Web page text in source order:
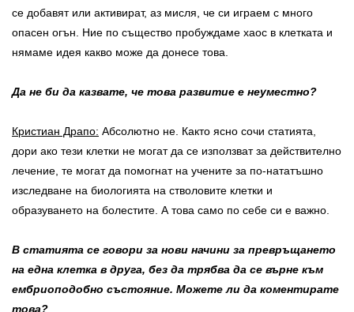
се добавят или активират, аз мисля, че си играем с много
опасен огън. Ние по същество пробуждаме хаос в клетката и
нямаме идея какво може да донесе това.
Да не би да казвате, че това развитие е неуместно?
Кристиан Драпо: Абсолютно не. Както ясно сочи статията,
дори ако тези клетки не могат да се използват за действително
лечение, те могат да помогнат на учените за по-нататъшно
изследване на биологията на стволовите клетки и
образуването на болестите. А това само по себе си е важно.
В статията се говори за нови начини за превръщането
на една клетка в друга, без да трябва да се върне към
ембриоподобно състояние. Можете ли да коментирате
това?